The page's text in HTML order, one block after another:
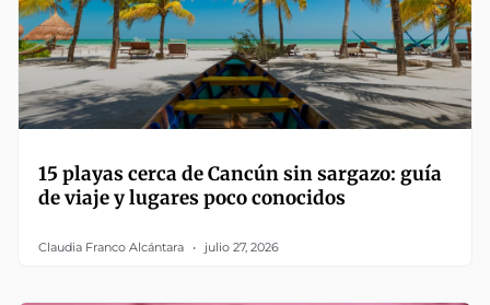
15 playas cerca de Cancún sin sargazo: guía
de viaje y lugares poco conocidos
Claudia Franco Alcántara julio 27, 2026